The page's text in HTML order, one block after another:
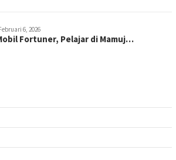
6, 2026
Fortuner, Pelajar di Mamuj…